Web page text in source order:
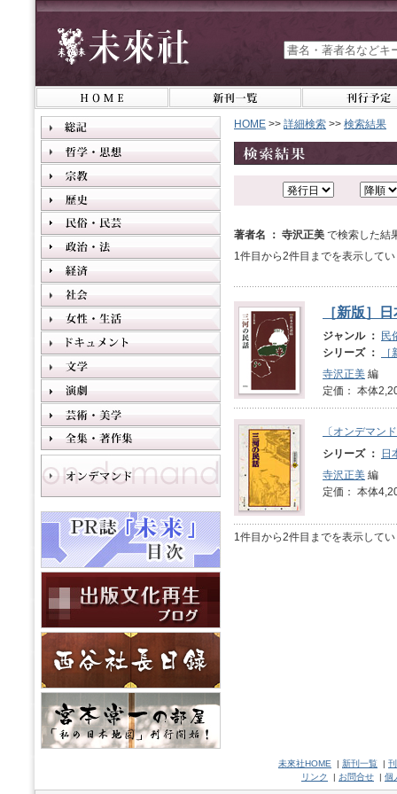
HOME >> 詳細検索 >> 検索結果
著者名 ： 寺沢正美 で検索した結
1件目から2件目までを表示して
［新版］
ジャンル ：
民
シリーズ ：
寺沢正美 編
定価： 本体
〔オンデマン
シリーズ ：
日
寺沢正美 編
定価： 本体
1件目から2件目までを表示して
未來社HOME | 新刊一覧 |
リンク
| お問合せ | 個